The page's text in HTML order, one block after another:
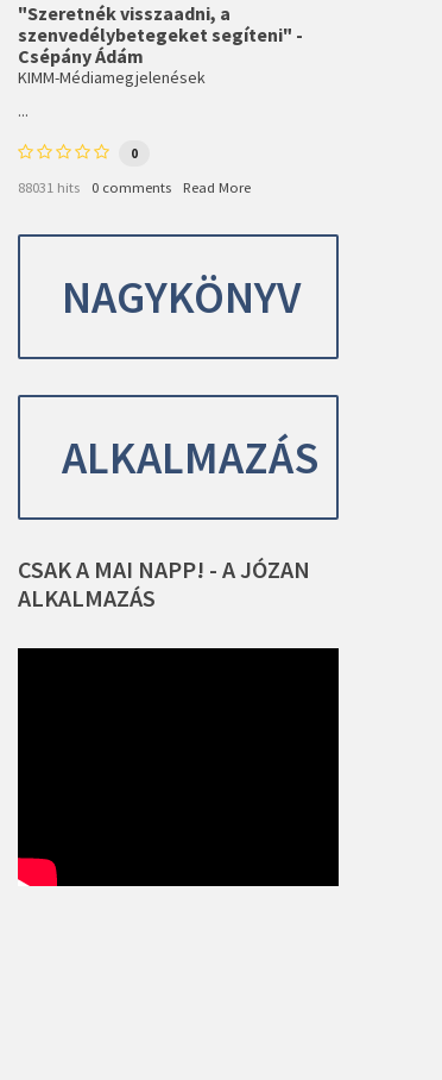
"Szeretnék visszaadni, a
szenvedélybetegeket segíteni" -
Csépány Ádám
KIMM-Médiamegjelenések
...
0
88031 hits 0 comments Read More
NAGYKÖNYV
ALKALMAZÁS
CSAKA MAI NAPP! - A JÓZAN
ALKALMAZÁS